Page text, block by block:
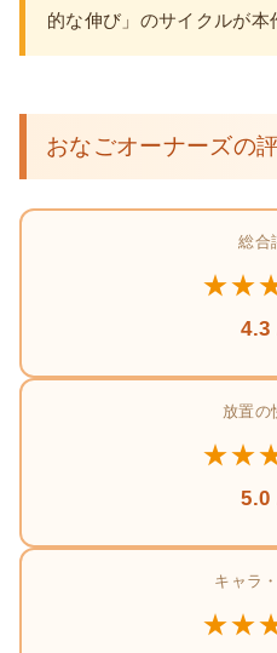
的な伸び」のサイクルが本
おなごオーナーズの
総合
4.3
放置の
5.0
キャラ